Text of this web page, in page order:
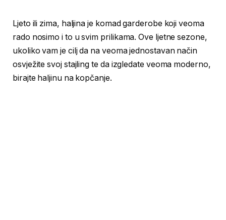
Ljeto ili zima, haljina je komad garderobe koji veoma
rado nosimo i to u svim prilikama. Ove ljetne sezone,
ukoliko vam je cilj da na veoma jednostavan način
osvježite svoj stajling te da izgledate veoma moderno,
birajte haljinu na kopčanje.